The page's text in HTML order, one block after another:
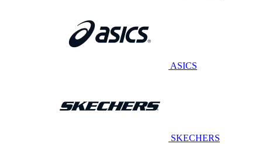
ASICS
SKECHERS